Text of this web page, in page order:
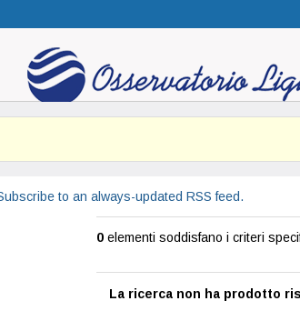
to an always-updated RSS feed.
0elementi soddisfano i criteri
La ricerca non ha prodotto